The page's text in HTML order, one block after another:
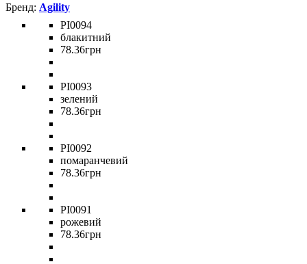
Agility
PI0094
блакитний
78.36грн
PI0093
зелений
78.36грн
PI0092
помаранчевий
78.36грн
PI0091
рожевий
78.36грн